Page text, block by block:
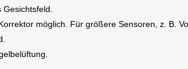
möglich. Für größere Sensoren, z. B.